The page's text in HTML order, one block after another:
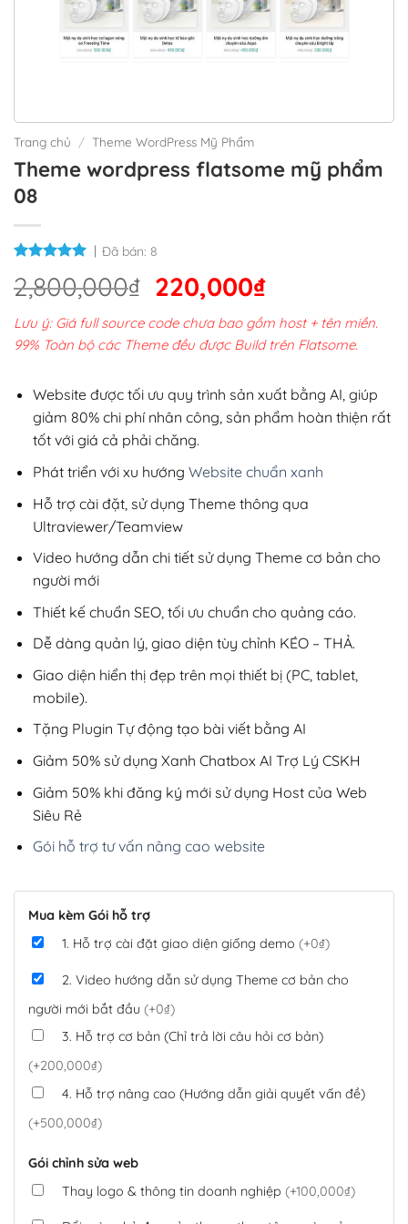
Trang chủ / Theme WordPress Mỹ Phẩm
Theme wordpress flatsome mỹ phẩm
08
Đã bán: 8
2,800,000₫ Giá
gốc
là:
2,800,000₫.
220,000₫Giá
hiện
tại
220,000₫.
Lưu ý: Giá full source code chưa bao gồm host + tên miền.
99% Toàn bộ các Theme đều được Build trên Flatsome.
Website được tối ưu quy trình sản xuất bằng AI, giúp
giảm 80% chi phí nhân công, sản phẩm hoàn thiện rất
tốt với giá cả phải chăng.
Phát triển với xu hướng Website chuẩn xanh
Hỗ trợ cài đặt, sử dụng Theme thông qua
Ultraviewer/Teamview
Video hướng dẫn chi tiết sử dụng Theme cơ bản cho
người mới
Thiết kế chuẩn SEO, tối ưu chuẩn cho quảng cáo.
Dễ dàng quản lý, giao diện tùy chỉnh KÉO – THẢ.
Giao diện hiển thị đẹp trên mọi thiết bị (PC, tablet,
mobile).
Tặng Plugin Tự động tạo bài viết bằng AI
Giảm 50% sử dụng Xanh Chatbox AI Trợ Lý CSKH
Giảm 50% khi đăng ký mới sử dụng Host của Web
Siêu Rẻ
Gói hỗ trợ tư vấn nâng cao website
Mua kèm Gói hỗ trợ
1. Hỗ trợ cài đặt giao diện giống demo (+0₫)
2. Video hướng dẫn sử dụng Theme cơ bản cho
người mới bắt đầu (+0₫)
3. Hỗ trợ cơ bản (Chỉ trả lời câu hỏi cơ bản)
(+200,000₫)
4. Hỗ trợ nâng cao (Hướng dẫn giải quyết vấn đề)
(+500,000₫)
Gói chỉnh sửa web
Thay logo & thông tin doanh nghiệp (+100,000₫)